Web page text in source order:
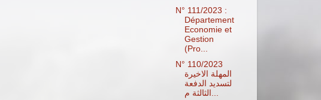
N° 111/2023 :
Département
Economie et
Gestion
(Pro...
N° 110/2023
المهلة الاخيرة
لتسديد الدفعة
الثالثة م...